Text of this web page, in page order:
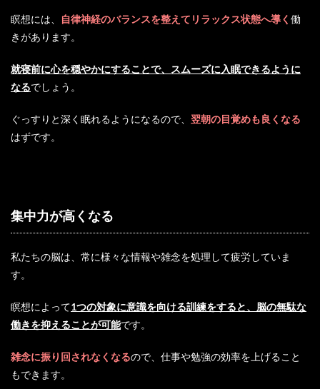
瞑想には、 自律神経のバランスを整えてリラックス状態へ導く 働
きがあります。
就寝前に心を穏やかにすることで、スムーズに入眠できるように
なるでしょう。
ぐっすりと深く眠れるようになるので、 翌朝の目覚めも良くなる
はずです。
集中力が高くなる
私たちの脳は、常に様々な情報や雑念を処理して疲労していま
す。
瞑想によって1つの対象に意識を向ける訓練をすると、脳の無駄な
働きを抑えることが可能です。
雑念に振り回されなくなるので、仕事や勉強の効率を上げること
もできます。